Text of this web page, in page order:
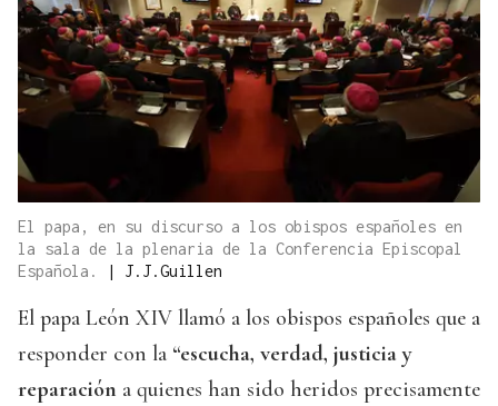
El papa, en su discurso a los obispos españoles en
la sala de la plenaria de la Conferencia Episcopal
Española.
| J.J.Guillen
El papa León XIV llamó a los obispos españoles que a
responder con la “escucha, verdad, justicia y
reparación a quienes han sido heridos precisamente